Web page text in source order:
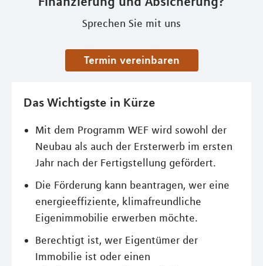
Sprechen Sie mit uns
Termin vereinbaren
Das Wichtigste in Kürze
Mit dem Programm WEF wird sowohl der
Neubau als auch der Ersterwerb im ersten
Jahr nach der Fertigstellung gefördert.
Die Förderung kann beantragen, wer eine
energieeffiziente, klimafreundliche
Eigenimmobilie erwerben möchte.
Berechtigt ist, wer Eigentümer der
Immobilie ist oder einen